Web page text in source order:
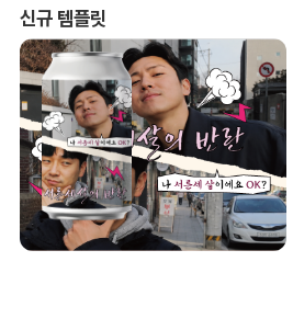
신규 템플릿